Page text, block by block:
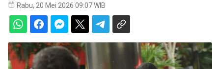
Rabu, 20 Mei 2026 09:07 WIB